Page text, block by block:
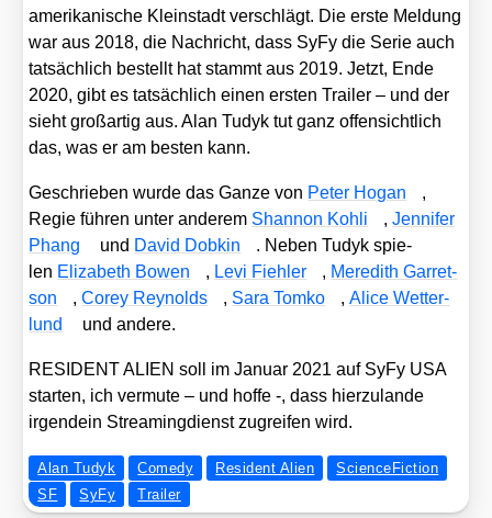
ame­ri­ka­ni­sche Klein­stadt ver­schlägt. Die ers­te Mel­dung
war aus 2018, die Nach­richt, dass SyFy die Serie auch
tat­säch­lich bestellt hat stammt aus 2019. Jetzt, Ende
2020, gibt es tat­säch­lich einen ers­ten Trai­ler – und der
sieht groß­ar­tig aus. Alan Tudyk tut ganz offen­sicht­lich
das, was er am bes­ten kann.
Geschrie­ben wur­de das Gan­ze von Peter Hogan
,
Regie füh­ren unter ande­rem Shan­non Koh­li ,Jen­ni­fer
Phang
und David Dob­kin
. Neben Tudyk spie­
len Eliza­beth Bowen , Levi Fieh­ler , Mer­edith Gar­ret­
son
,Corey Rey­nolds , Sara Tom­ko ,Ali­ce Wet­ter­
lund
und ande­re.
RESIDENT ALIEN soll im Janu­ar 2021 auf SyFy USA
star­ten, ich ver­mu­te – und hof­fe -, dass hier­zu­lan­de
irgend­ein Strea­ming­dienst zugrei­fen wird.
Alan Tudyk Comedy Resident Alien
ScienceFiction
SF
SyFy Trailer